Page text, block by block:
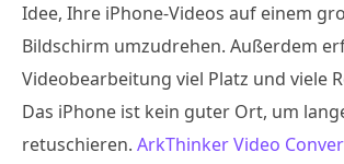
Idee, Ihre iPhone-Videos auf einem
Bildschirm umzudrehen. Außerdem
Videobearbeitung viel Platz und viele
Das iPhone ist kein guter Ort, um
retuschieren. ArkThinker Video